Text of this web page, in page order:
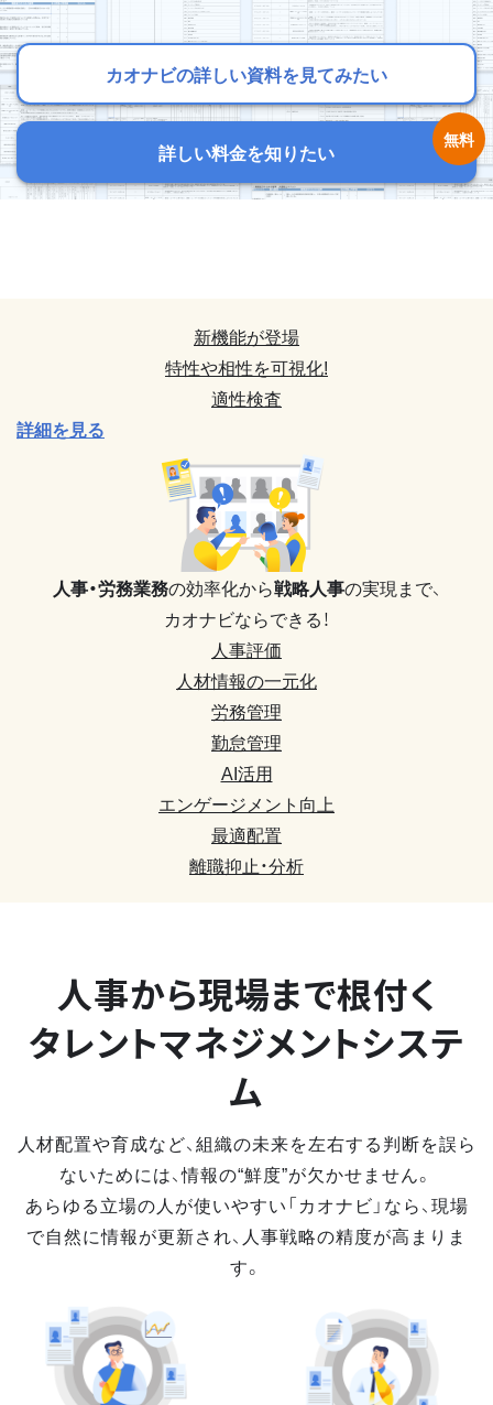
カオナビの詳しい資料を見てみたい
詳しい料金を知りたい
カオナビの詳しい資料を見てみたい
詳しい料金を知りたい
カオナビの詳しい資料を見てみたい
詳しい料金を知りたい
新機能が登場
特性や相性を可視化!
適性検査
詳細を見る
人事・労務業務の効率化から戦略人事の実現まで、
カオナビならできる！
人事評価
人材情報の一元化
労務管理
勤怠管理
AI活用
エンゲージメント向上
最適配置
離職抑止・分析
人事から現場まで根付く
タレントマネジメントシステ
ム
人材配置や育成など、組織の未来を左右する判断を誤ら
ないためには、情報の“鮮度”が欠かせません。
あらゆる立場の人が使いやすい「カオナビ」なら、現場
で自然に情報が更新され、人事戦略の精度が高まりま
す。